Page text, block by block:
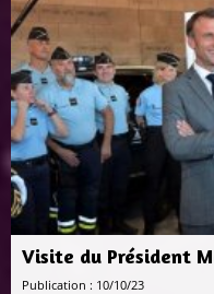
Visite du Président
Publication : 10/10/23